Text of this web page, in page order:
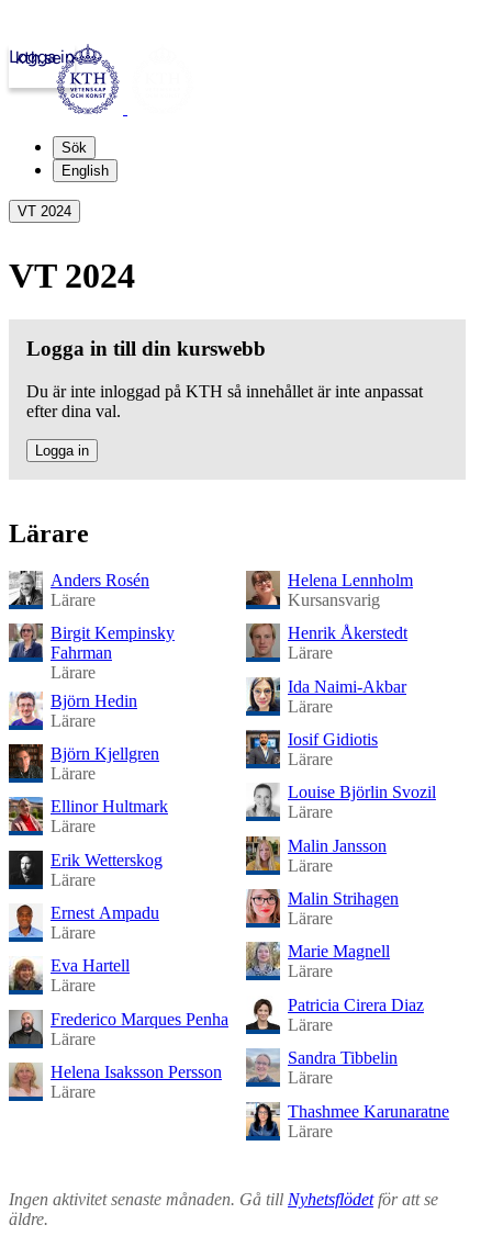
kth.se
Logga in
Sök
English
VT 2024
VT 2024
Logga in till din kurswebb
Du är inte inloggad på KTH så innehållet är inte anpassat
efter dina val.
Logga in
Lärare
Anders Rosén
Lärare
Birgit Kempinsky
Fahrman
Lärare
Björn Hedin
Lärare
Björn Kjellgren
Lärare
Ellinor Hultmark
Lärare
Erik Wetterskog
Lärare
Ernest Ampadu
Lärare
Eva Hartell
Lärare
Frederico Marques Penha
Lärare
Helena Isaksson Persson
Lärare
Helena Lennholm
Kursansvarig
Henrik Åkerstedt
Lärare
Ida Naimi-Akbar
Lärare
Iosif Gidiotis
Lärare
Louise Björlin Svozil
Lärare
Malin Jansson
Lärare
Malin Strihagen
Lärare
Marie Magnell
Lärare
Patricia Cirera Diaz
Lärare
Sandra Tibbelin
Lärare
Thashmee Karunaratne
Lärare
Ingen aktivitet senaste månaden. Gå till Nyhetsflödetför att se
äldre.